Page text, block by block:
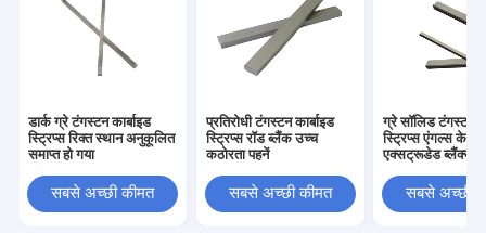
डार्क ग्रे टंगस्टन कार्बाइड
स्ट्रिप्स रिक्त स्थान अनुकूलित
समाप्त हो गया
सबसे अच्छी कीमत
प्रतिरोधी टंगस्टन कार्बाइड
स्ट्रिप्स रॉड ब्लैंक उच्च
कठोरता पहनें
सबसे अच्छी कीमत
ग्रे सॉलिड टंगस्टन
स्ट्रिप्स एंगल्स के
एक्सट्रूडेड ब्लैंक्स
सबसे अच्छी